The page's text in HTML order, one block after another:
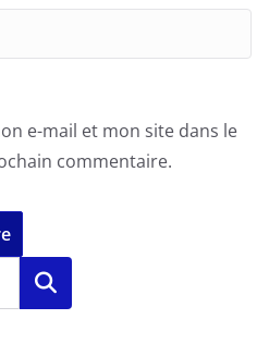
e-mail et mon site dans le
commentaire.
Rechercher